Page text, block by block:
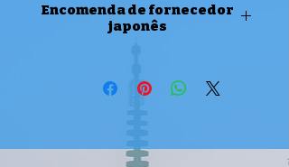
Encomenda de fornecedor
japonês
JAPONÊS
Atenção, este produto é uma
a estar disponível ( ou mais em